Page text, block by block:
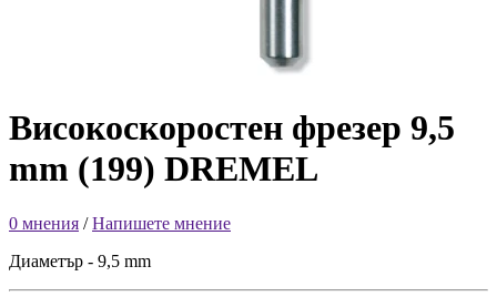
Високоскоростен фрезер 9,5
mm (199) DREMEL
0 мнения /Напишете мнение
Диаметър - 9,5 mm